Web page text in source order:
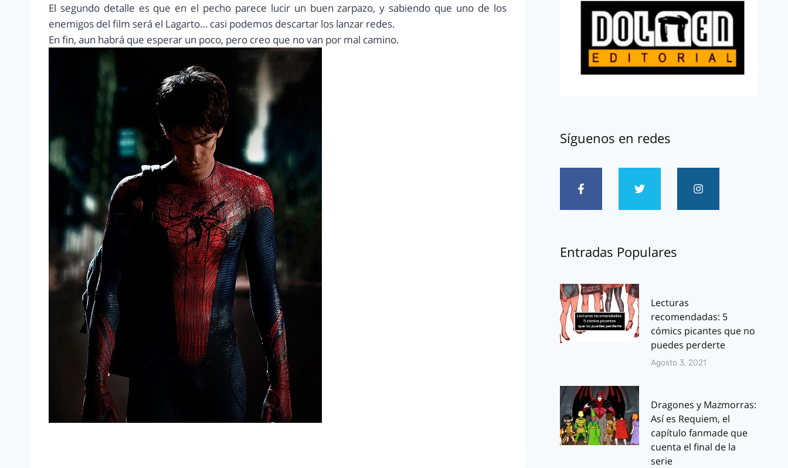
El segundo detalle es que en el pecho parece lucir un buen zarpazo, y sabiendo que uno de los
enemigos del film será el Lagarto… casi podemos descartar los lanzar redes.
En fin, aun habrá que esperar un poco, pero creo que no van por mal camino.
Síguenos en redes
Entradas Populares
Lecturas
recomendadas: 5
cómics picantes que no
puedes perderte
Agosto 3, 2021
Dragones y Mazmorras:
Así es Requiem, el
capítulo fanmade que
cuenta el final de la
serie